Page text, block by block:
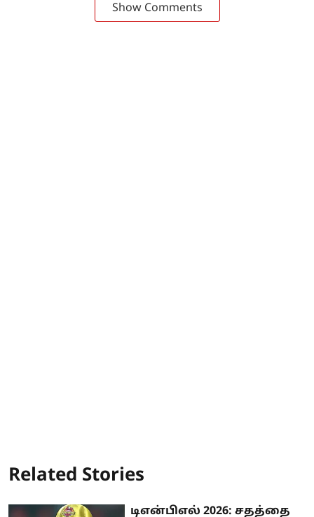
Show Comments
Related Stories
டிஎன்பிஎல் 2026: சதத்தை